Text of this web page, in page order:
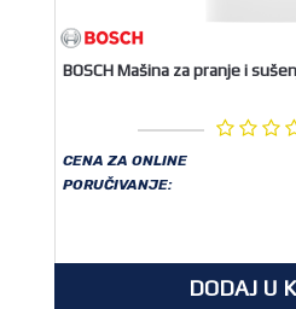
BOSCH Mašina za pranje i
CENA ZA ONLINE
PORUČIVANJE:
DODAJ U